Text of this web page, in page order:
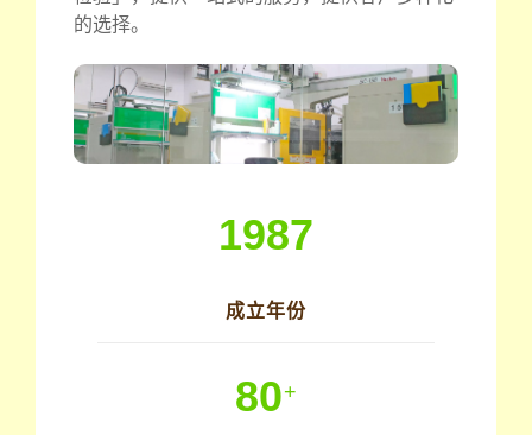
的选择。
1987
成立年份
80+